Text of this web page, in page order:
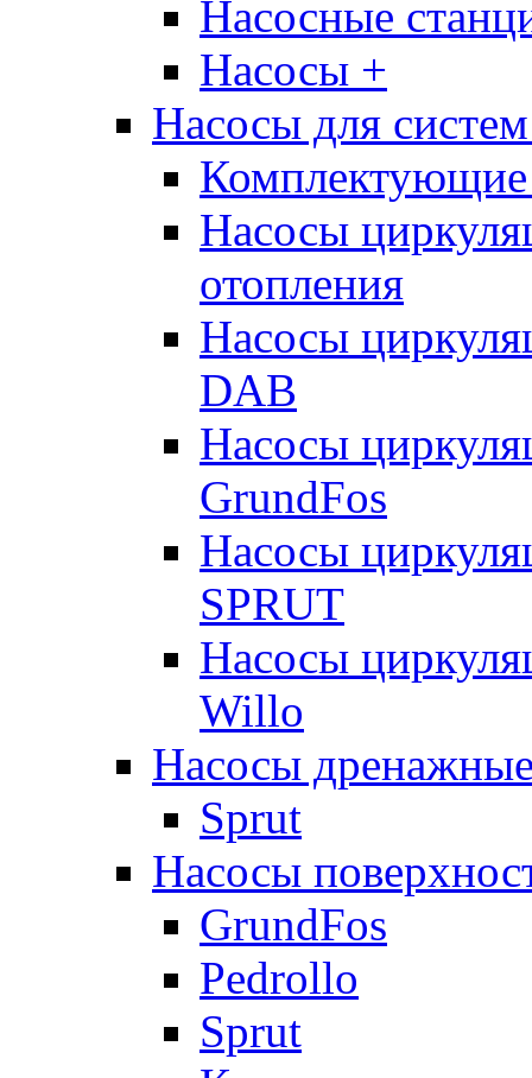
Насосные
Насосы +
Насосы для
Комплектующие
Насосы
отопления
Насосы
DAB
Насосы
GrundFos
Насосы
SPRUT
Насосы
Willo
Насосы
Sprut
Насосы
GrundFos
Pedrollo
Sprut